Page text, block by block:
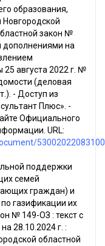
образования,
закон №
дополнениями на
августа 2022 г. №
(деловая
- Доступ из
Плюс». -
Официального
URL:
поддержки
семей
граждан) и
газификации их
№ 149-ОЗ : текст с
28.10.2024 г. :
областной